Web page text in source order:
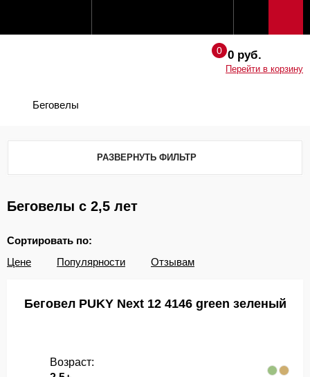
0 руб.
Перейти в корзину
Беговелы
РАЗВЕРНУТЬ ФИЛЬТР
Беговелы с 2,5 лет
Сортировать по:
Цене
Популярности Отзывам
Беговел PUKY Next 12 4146 green зеленый
Возраст: